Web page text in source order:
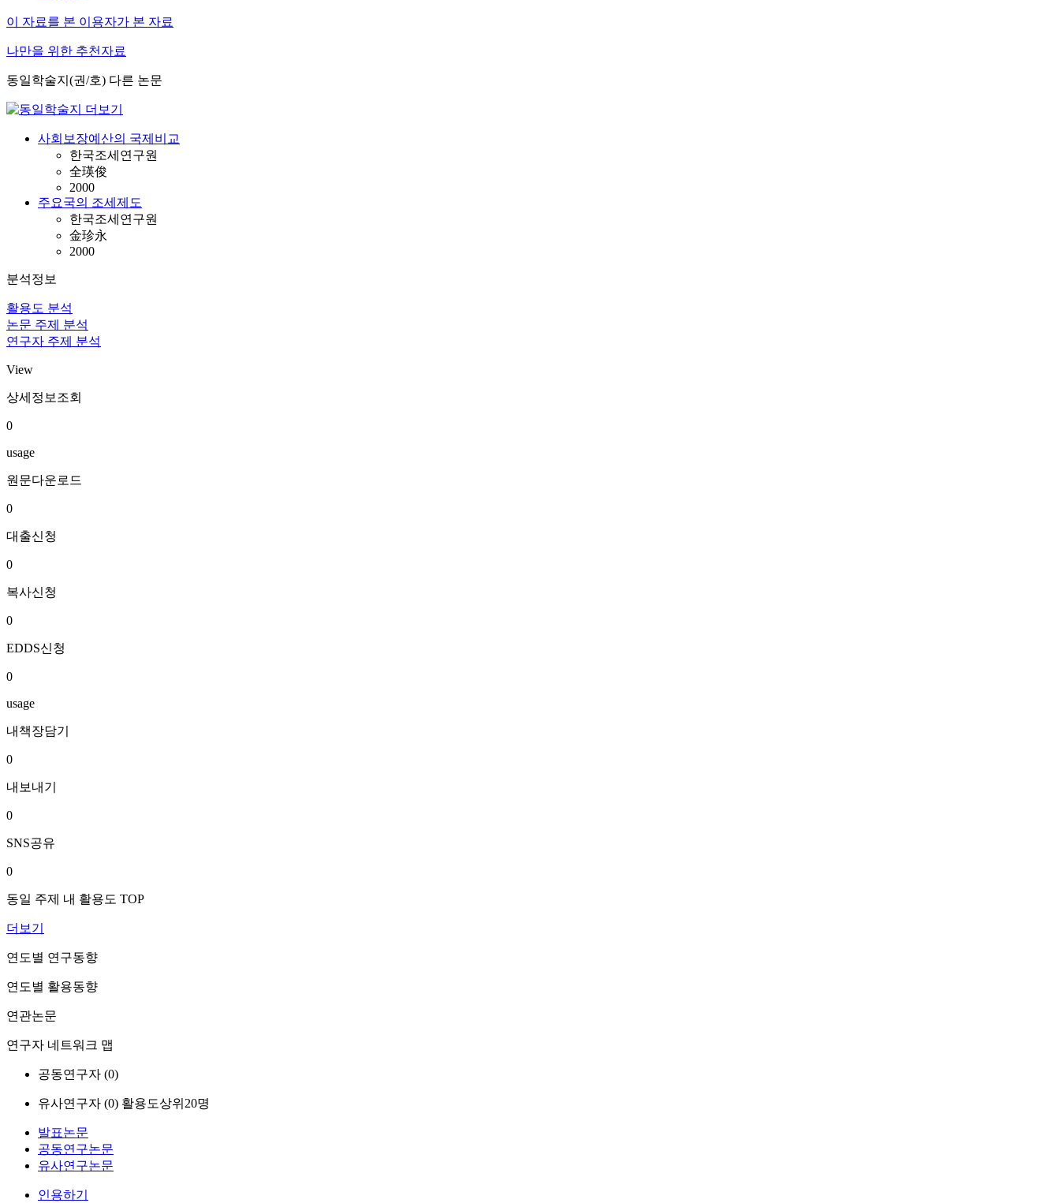
이 자료를 본 이용자가 본 자료
나만을 위한 추천자료
동일학술지(권/호) 다른 논문
사회보장예산의 국제비교
한국조세연구원
全瑛俊
2000
주요국의 조세제도
한국조세연구원
金珍永
2000
분석정보
활용도 분석
논문 주제 분석
연구자 주제 분석
View
상세정보조회
0
usage
원문다운로드
0
대출신청
0
복사신청
0
EDDS신청
0
usage
내책장담기
0
내보내기
0
SNS공유
0
동일 주제 내 활용도 TOP
더보기
연도별 연구동향
연도별 활용동향
연관논문
연구자 네트워크 맵
공동연구자 (0)
유사연구자 (0) 활용도상위20명
발표논문
공동연구논문
유사연구논문
인용하기